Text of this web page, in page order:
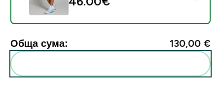
Обща сума: 130,00 €‎